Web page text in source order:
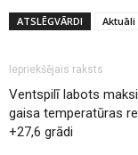
ATSLĒGVĀRDI Aktuāli
Iepriekšējais raksts
Ventspilī labots
gaisa temperatūras
+27,6 grādi